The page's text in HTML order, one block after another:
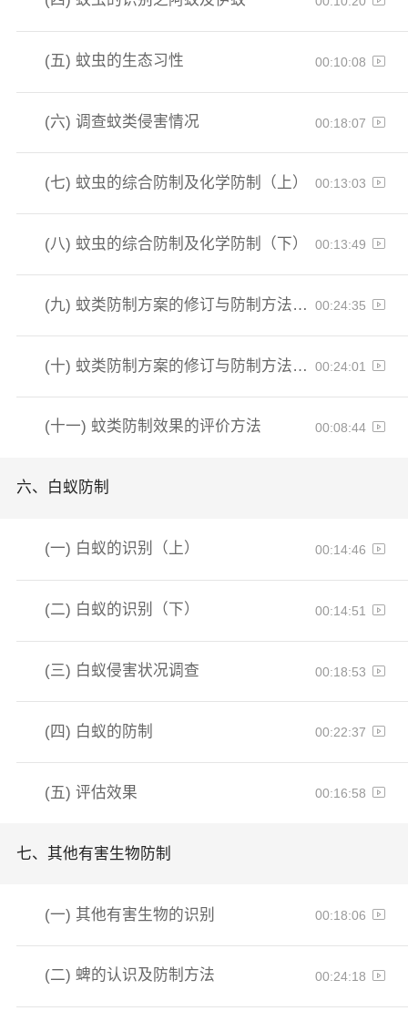
(五)蚊虫的生态习性 00:10:08
(六)调查蚊类侵害情况 00:18:07
(七)蚊虫的综合防制及化学防制（上） 00:13:03
(八) 蚊虫的综合防制及化学防制（下） 00:13:49
(九) 蚊类防制方案的修订与防制方法（上） 00:24:35
(十) 蚊类防制方案的修订与防制方法（下） 00:24:01
(十一)蚊类防制效果的评价方法 00:08:44
六、 白蚁防制
(一) 白蚁的识别（上） 00:14:46
(二) 白蚁的识别（下） 00:14:51
(三) 白蚁侵害状况调查 00:18:53
(四) 白蚁的防制 00:22:37
(五)评估效果 00:16:58
七、 其他有害生物防制
(一) 其他有害生物的识别 00:18:06
(二)蜱的认识及防制方法 00:24:18